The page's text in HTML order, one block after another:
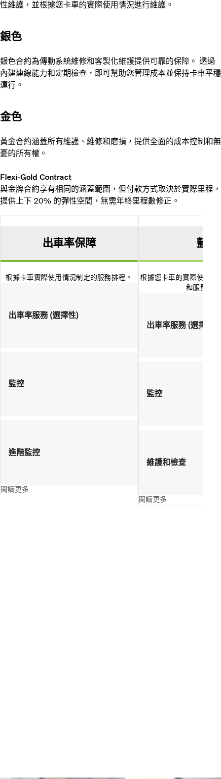
性維護，並根據您卡車的實際使用情況進行維護。
銀色
銀色合約為傳動系統維修和客製化維護提供可靠的保障。 透過
內建連線能力和定期檢查，即可幫助您管理成本並保持卡車平穩
運行。
金色
黃金合約涵蓋所有維護、維修和磨損，提供全面的成本控制和無
憂的所有權。
Flexi-Gold Contract
與金牌合約享有相同的涵蓋範圍，但付款方式取決於實際里程，
提供上下 20% 的彈性空間，無需年終里程數修正。
出車率保障
根據卡車實際使用情況制定的服務排程。
出車率服務 (選擇性)
監控
進階監控
閱讀更多
藍色
根據您卡車的實際使用情
和服務排
出車率服務 (選擇性)
監控
維護和檢查
閱讀更多